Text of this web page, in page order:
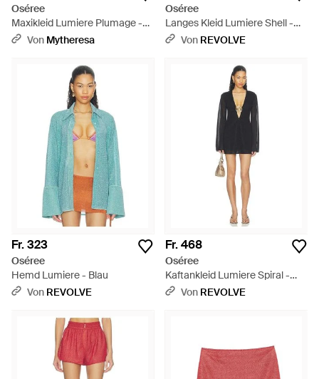
Oséree
Maxikleid Lumiere Plumage -
RotVon Mytheresa
Oséree
Langes Kleid Lumiere Shell -
WeißVon REVOLVE
Fr. 323
Oséree
Hemd Lumiere - Blau
Von REVOLVE
Fr. 468
Oséree
Kaftankleid Lumiere Spiral -
Schwarz
Von REVOLVE